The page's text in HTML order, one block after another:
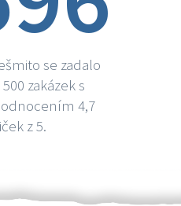
se zadalo
zakázek s
4,7
z 5.